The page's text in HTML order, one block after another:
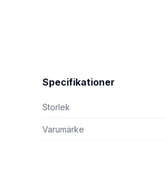
Specifikationer
Storlek
Varumärke